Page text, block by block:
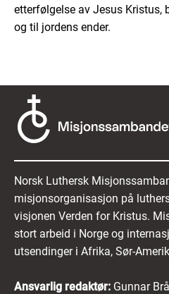
etterfølgelse av Jesus Kristus,
og til jordens ender.
Norsk Luthersk
misjonsorganisasjon på
visjonen Verden for Kristus.
stort arbeid i Norge og
utsendinger i Afrika, Sør-
Ansvarlig redaktør: Gunnar